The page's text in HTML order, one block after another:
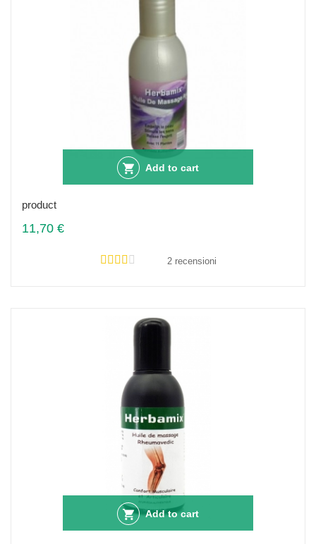
Add to cart
product
11,70 €
2 recensioni
Add to cart